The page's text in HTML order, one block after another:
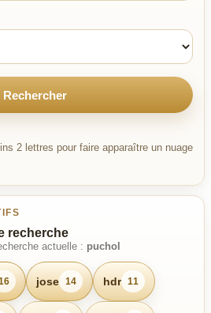
Rechercher
2 lettres pour faire apparaître un nuage
recherche
actuelle : puchol
jose 14 hdr 11